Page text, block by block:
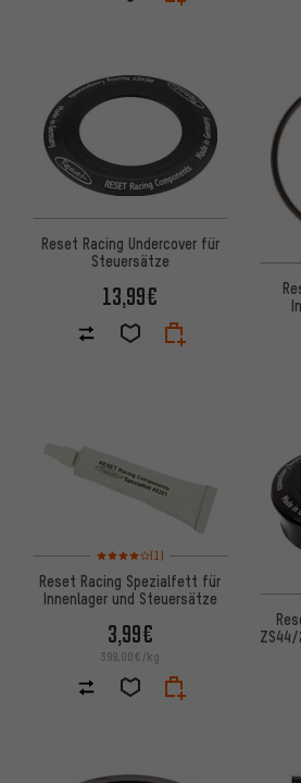
Reset Racing Undercover für
Steuersätze
13,99€
Bewertungen: 4 von 5 basierend auf
(1)
Reset Racing Spezialfett für
Innenlager und Steuersätze
3,99€
399,00€/kg